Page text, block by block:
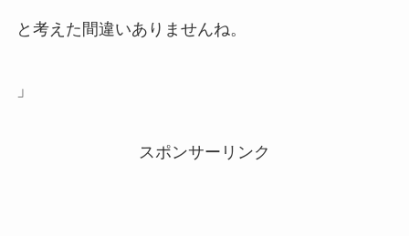
と考えた間違いありませんね。
」
スポンサーリンク